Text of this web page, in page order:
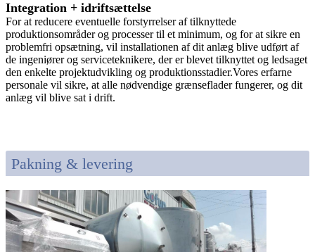
Integration + idriftsættelse
For at reducere eventuelle forstyrrelser af tilknyttede
produktionsområder og processer til et minimum, og for at sikre en
problemfri opsætning, vil installationen af ​​dit anlæg blive udført af
de ingeniører og serviceteknikere, der er blevet tilknyttet og ledsaget
den enkelte projektudvikling og produktionsstadier.Vores erfarne
personale vil sikre, at alle nødvendige grænseflader fungerer, og dit
anlæg vil blive sat i drift.
Pakning & levering